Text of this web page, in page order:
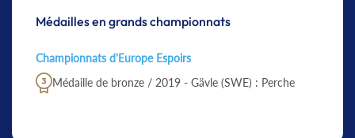
Médailles en grands championnats
Championnats d'Europe Espoirs
Médaille de bronze / 2019 - Gävle (SWE) : Perche